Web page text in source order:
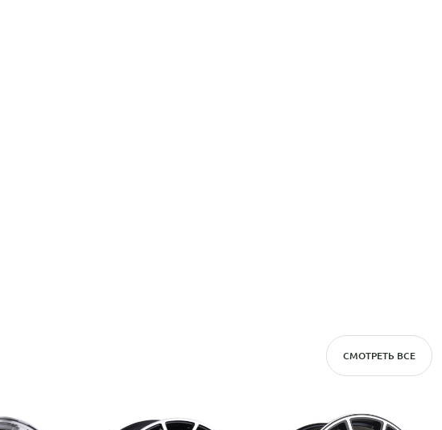
СМОТРЕТЬ ВСЕ